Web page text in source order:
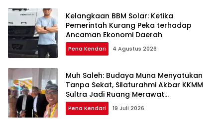
Kelangkaan BBM Solar: Ketika
Pemerintah Kurang Peka terhadap
Ancaman Ekonomi Daerah
Pena Kendari 4 Agustus 2026
Muh Saleh: Budaya Muna Menyatukan
Tanpa Sekat, Silaturahmi Akbar KKMM
Sultra Jadi Ruang Merawat
Persaudaraan
Pena Kendari 19 Juli 2026